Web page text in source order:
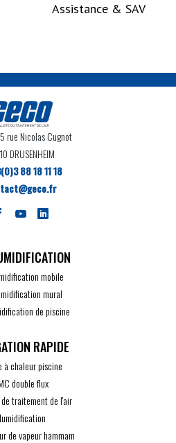
Assistance & SAV
rue Nicolas Cugnot
DRUSENHEIM
88 18 11 18
mobile
mural
de piscine
à chaleur piscine
double flux
traitement de l'air
de vapeur hammam